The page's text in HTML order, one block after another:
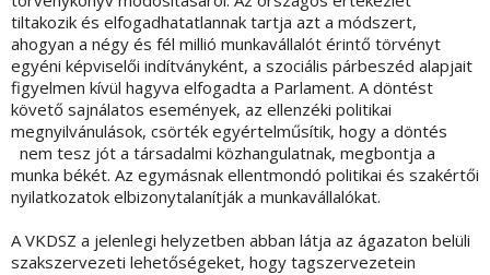
tiltakozik és elfogadhatatlannak tartja azt a módszert,
ahogyan a négy és fél millió munkavállalót érintő törvényt
egyéni képviselői indítványként, a szociális párbeszéd alapjait
figyelmen kívül hagyva elfogadta a Parlament. A döntést
követő sajnálatos események, az ellenzéki politikai
megnyilvánulások, csörték egyértelműsítik, hogy a döntés
nem tesz jót a társadalmi közhangulatnak, megbontja a
munka békét. Az egymásnak ellentmondó politikai és szakértői
nyilatkozatok elbizonytalanítják a munkavállalókat.
A VKDSZ a jelenlegi helyzetben abban látja az ágazaton belüli
szakszervezeti lehetőségeket, hogy tagszervezetein